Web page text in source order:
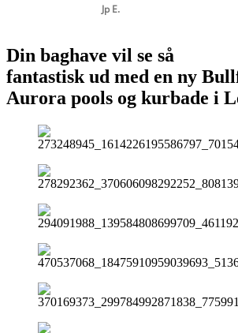
Jp E.
Din baghave vil se så
fantastisk ud med en ny
Aurora pools og kurbade i